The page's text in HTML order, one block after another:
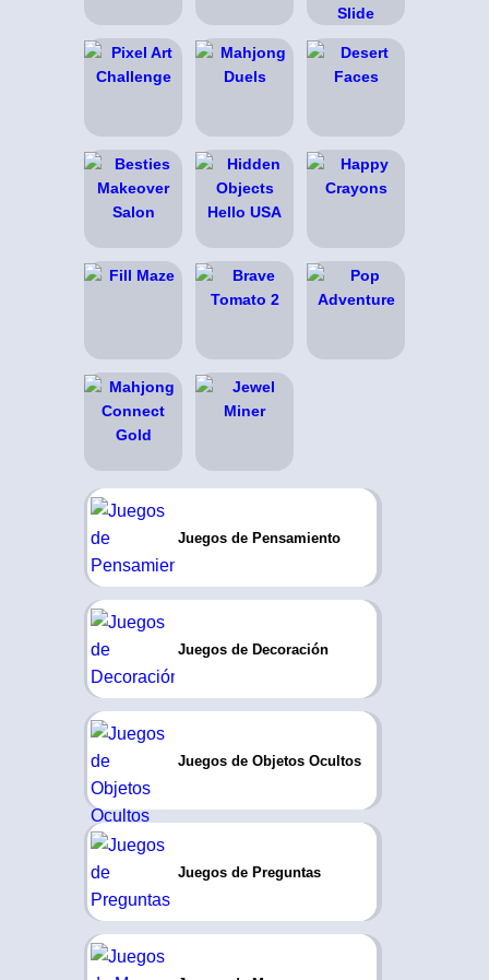
Juegos de Pensamiento
Juegos de Decoración
Juegos de Objetos Ocultos
Juegos de Preguntas